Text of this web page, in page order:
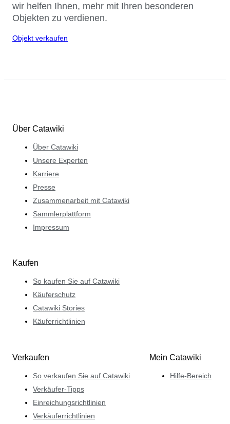
wir helfen Ihnen, mehr mit Ihren besonderen
Objekten zu verdienen.
Objekt verkaufen
Über Catawiki
Über Catawiki
Unsere Experten
Karriere
Presse
Zusammenarbeit mit Catawiki
Sammlerplattform
Impressum
Kaufen
So kaufen Sie auf Catawiki
Käuferschutz
Catawiki Stories
Käuferrichtlinien
Verkaufen
So verkaufen Sie auf Catawiki
Verkäufer-Tipps
Einreichungsrichtlinien
Verkäuferrichtlinien
Mein Catawiki
Hilfe-Bereich